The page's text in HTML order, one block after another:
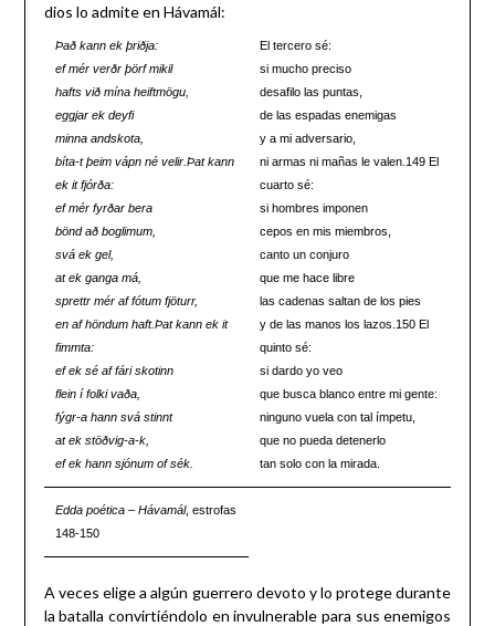
dios lo admite en Hávamál:
Það kann ek þriðja:
ef mér verðr þörf mikil
hafts við mína heiftmögu,
eggjar ek deyfi
minna andskota,
bíta-t þeim vápn né velir. Þat kann
ek it fjórða:
ef mér fyrðar bera
bönd að boglimum,
svá ek gel,
at ek ganga má,
sprettr mér af fótum fjöturr,
en af höndum haft.Þat kann ek it
fimmta:
ef ek sé af fári skotinn
flein í folki vaða,
fýgr-a hann svá stinnt
at ek stöðvig-a-k,
ef ek hann sjónum of sék.
El tercero sé:
si mucho preciso
desafilo las puntas,
de las espadas enemigas
y a mi adversario,
ni armas ni mañas le valen.149 El
cuarto sé:
si hombres imponen
cepos en mis miembros,
canto un conjuro
que me hace libre
las cadenas saltan de los pies
y de las manos los lazos.150 El
quinto sé:
si dardo yo veo
que busca blanco entre mi gente:
ninguno vuela con tal ímpetu,
que no pueda detenerlo
tan solo con la mirada.
Edda poética– Hávamál, estrofas
148-150
A veces elige a algún guerrero devoto y lo protege durante
la batalla convirtiéndolo en invulnerable para sus enemigos